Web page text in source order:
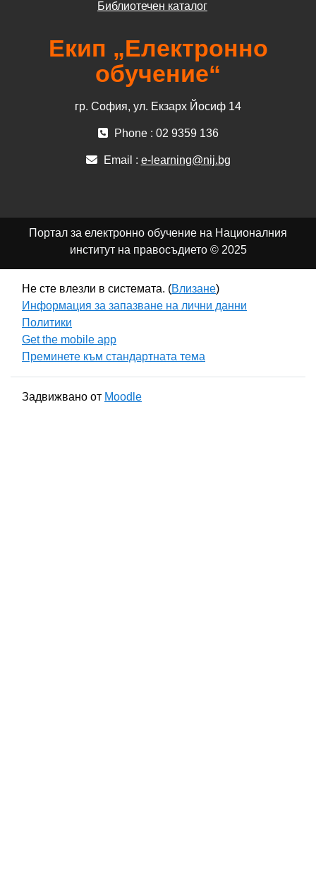
Библиотечен каталог
Екип „Електронно
обучение“
гр. София, ул. Екзарх Йосиф 14
Phone : 02 9359 136
Email : e-learning@nij.bg
Портал за електронно обучение на Националния
институт на правосъдието © 2025
Не сте влезли в системата. (Влизане)
Информация за запазване на лични данни
Политики
Get the mobile app
Преминете към стандартната тема
Задвижвано от Moodle